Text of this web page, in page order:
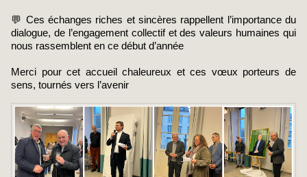
💬 Ces échanges riches et sincères rappellent l’importance du
dialogue, de l’engagement collectif et des valeurs humaines qui
nous rassemblent en ce début d’année
Merci pour cet accueil chaleureux et ces vœux porteurs de
sens, tournés vers l’avenir